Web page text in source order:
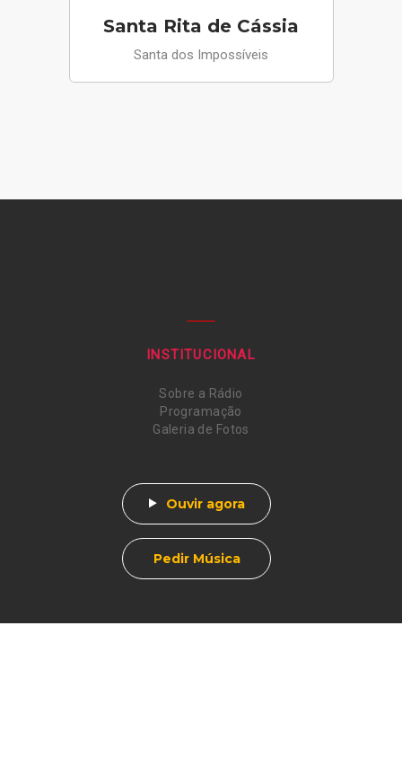
Santa Rita de Cássia
Santa dos Impossíveis
INSTITUCIONAL
Sobre a Rádio
Programação
Galeria de Fotos
Ouvir agora
Pedir Música